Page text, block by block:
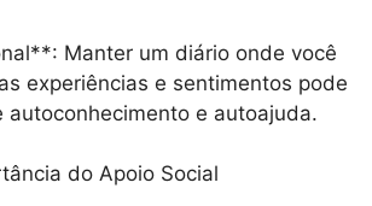
Manter um diário onde você
experiências e sentimentos pode
autoconhecimento e autoajuda.
do Apoio Social